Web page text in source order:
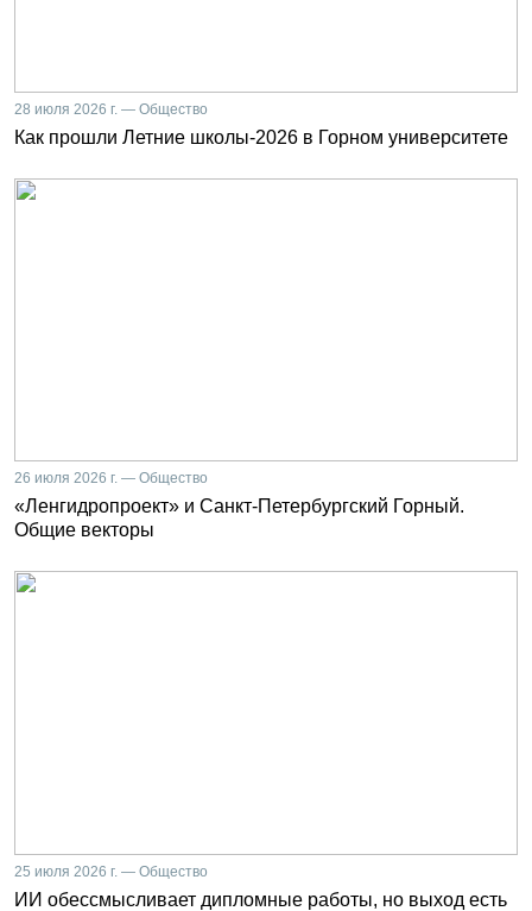
28 июля 2026 г. — Общество
Как прошли Летние школы-2026 в Горном университете
26 июля 2026 г. — Общество
«Ленгидропроект» и Санкт-Петербургский Горный.
Общие векторы
25 июля 2026 г. — Общество
ИИ обессмысливает дипломные работы, но выход есть